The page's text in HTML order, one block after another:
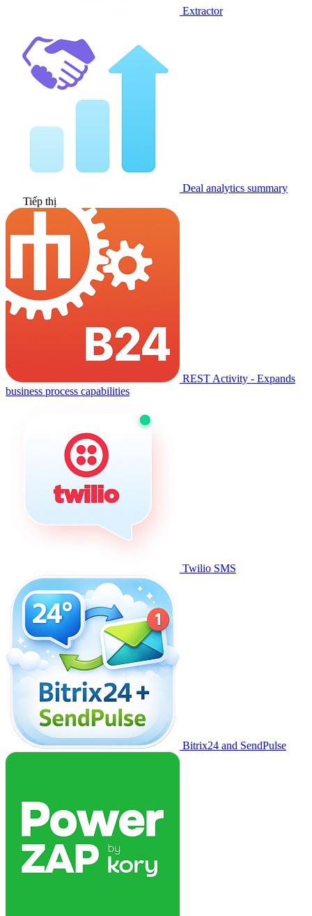
Extractor
Deal analytics summary
Tiếp thị
REST Activity - Expands
business process capabilities
Twilio SMS
Bitrix24 and SendPulse